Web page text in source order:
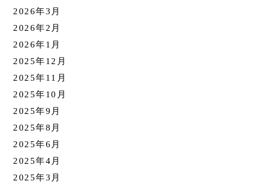
2026年3月
2026年2月
2026年1月
2025年12月
2025年11月
2025年10月
2025年9月
2025年8月
2025年6月
2025年4月
2025年3月